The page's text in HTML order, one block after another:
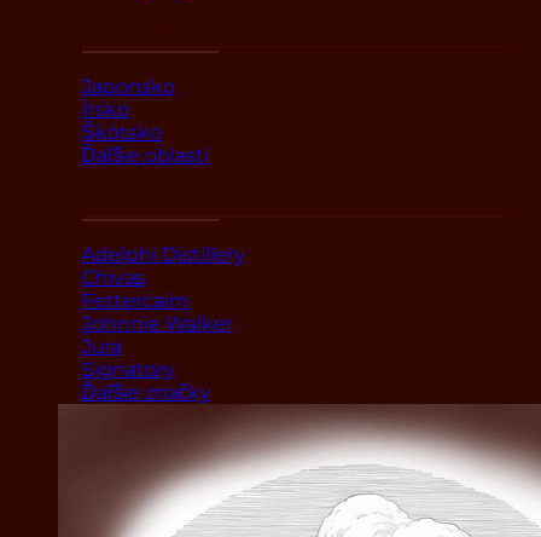
Japonsko
Írsko
Škótsko
Ďaľšie oblasti
Adelphi Distillery
Chivas
Fettercairn
Johnnie Walker
Jura
Signatory
Ďaľšie značky